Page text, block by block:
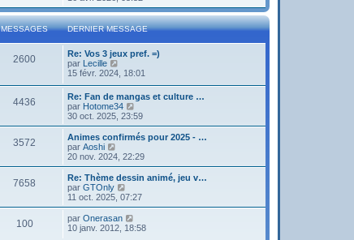
e
s
s
a
e
r
m
s
a
g
e
e
r
i
e
s
s
i
r
l
d
e
n
i
e
r
m
s
a
g
MESSAGES DERNIER MESSAGE
2600
Re: Vos 3 jeux pref. =)
par Lecille
l
e
d
e
r
i
e
r
m
e
s
s
a
15 févr. 2024, 18:01
4436
Re: Fan de mangas et culture …
par Hotome34
o
i
r
e
e
r
n
i
m
30 oct. 2025, 23:59
3572
Animes confirmés pour 2025 - …
par Aoshi
o
i
r
l
e
d
r
n
20 nov. 2024, 22:29
7658
Re: Thème dessin animé, jeu v…
par GTOnly
o
i
r
l
11 oct. 2025, 07:27
100 par Onerasan
o
10 janv. 2012, 18:58